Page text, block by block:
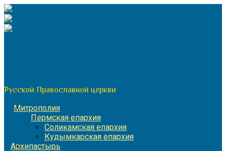
Перейти
к
содержимому
Русской Православной церкви
Митрополия
Пермская епархия
Соликамская епархия
Кудымкарская епархия
Архипастырь